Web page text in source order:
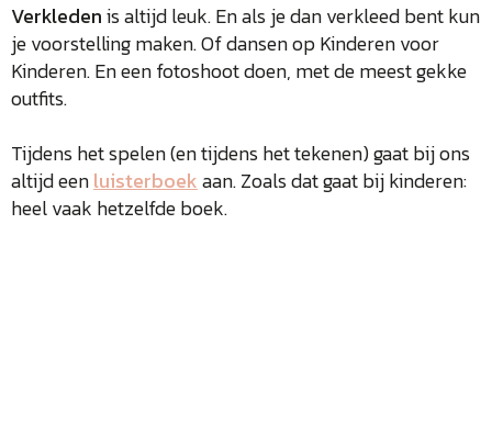
Verkledenis altijd leuk. En als je dan verkleed bent kun
je voorstelling maken. Of dansen op Kinderen voor
Kinderen. En een fotoshoot doen, met de meest gekke
outfits.
Tijdens het spelen (en tijdens het tekenen) gaat bij ons
altijd eenluisterboekaan. Zoals dat gaat bij kinderen:
heel vaak hetzelfde boek.